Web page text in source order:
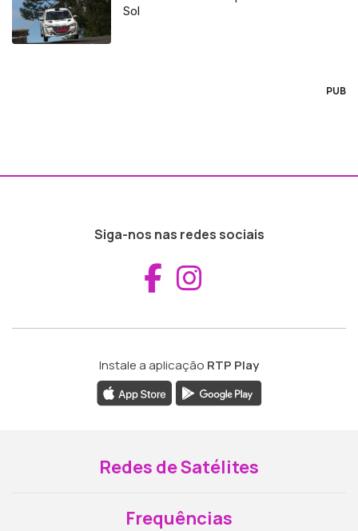
Sol
PUB
Siga-nos nas redes sociais
Aceder ao
Instale a aplicação RTP Play
Redes de Satélites
Frequências